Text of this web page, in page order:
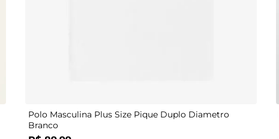
Polo Masculina Plus Size Pique Duplo Diametro
Branco